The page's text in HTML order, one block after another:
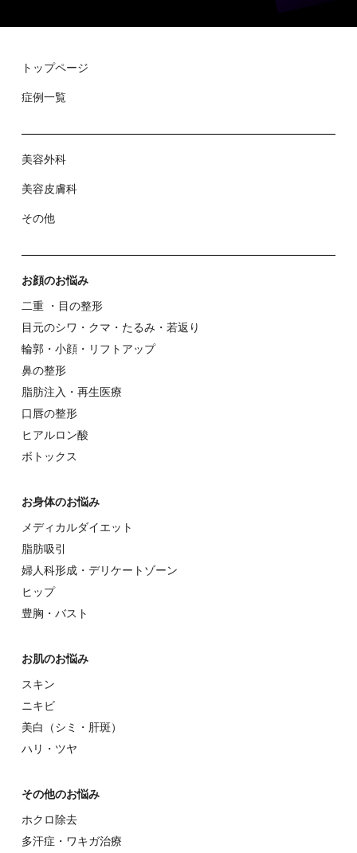
トップページ
症例⼀覧
美容外科
美容⽪膚科
その他
お顔のお悩み
⼆重 ・⽬の整形
⽬元のシワ・クマ・たるみ・若返り
輪郭・⼩顔・リフトアップ
⿐の整形
脂肪注入・再生医療
⼝唇の整形
ヒアルロン酸
ボトックス
お⾝体のお悩み
メディカルダイエット
脂肪吸引
婦⼈科形成・デリケートゾーン
ヒップ
豊胸・バスト
お肌のお悩み
スキン
ニキビ
美⽩（シミ・肝斑）
ハリ・ツヤ
その他のお悩み
ホクロ除去
多汗症・ワキガ治療